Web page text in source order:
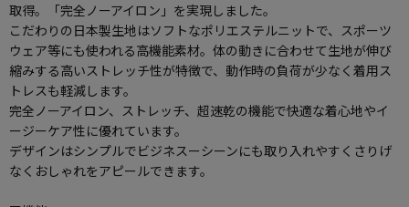
取得。「完全ノーアイロン」を実現しました。
こだわりの日本製生地はソフトなポリエステルニットで、スポーツ
ウェア等にも使われる高機能素材。体の動きに合わせて生地が伸び
縮みする高いストレッチ性が特徴で、動作時の負荷が少なく着用ス
トレスも軽減します。
完全ノーアイロン、ストレッチ、超速乾の機能で快適な着心地やイ
ージーケア性に優れています。
デザインはシンプルでビジネスーシーンにも取り入れやすくさりげ
なくおしゃれをアピールできます。